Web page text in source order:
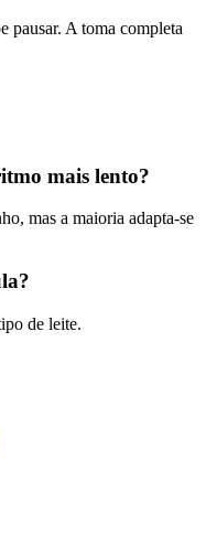
pausar. A toma completa
mais lento?
mas a maioria adapta-se
de leite.